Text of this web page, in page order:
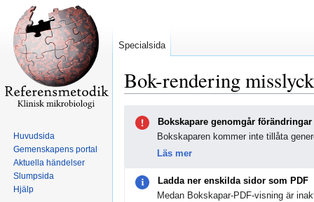
Bok-rendering
navigering
Bokskapare genomgår förändringar
Bokskaparen kommer inte tillåta
Läs mer
Ladda ner enskilda sidor som PDF
Medan Bokskapar-PDF-visning är
Specialsida
Huvudsida
Gemenskapens portal
Aktuella händelser
Slumpsida
Hjälp